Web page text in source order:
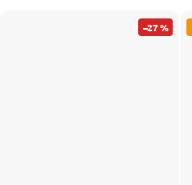
–27 %